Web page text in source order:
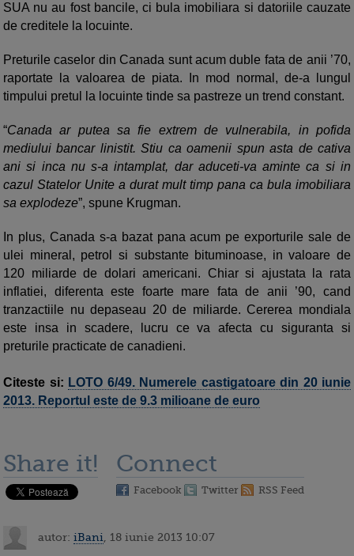
SUA nu au fost bancile, ci bula imobiliara si datoriile cauzate
de creditele la locuinte.
Preturile caselor din Canada sunt acum duble fata de anii ’70,
raportate la valoarea de piata. In mod normal, de-a lungul
timpului pretul la locuinte tinde sa pastreze un trend constant.
“Canada ar putea sa fie extrem de vulnerabila, in pofida
mediului bancar linistit. Stiu ca oamenii spun asta de cativa
ani si inca nu s-a intamplat, dar aduceti-va aminte ca si in
cazul Statelor Unite a durat mult timp pana ca bula imobiliara
sa explodeze”, spune Krugman.
In plus, Canada s-a bazat pana acum pe exporturile sale de
ulei mineral, petrol si substante bituminoase, in valoare de
120 miliarde de dolari americani. Chiar si ajustata la rata
inflatiei, diferenta este foarte mare fata de anii ’90, cand
tranzactiile nu depaseau 20 de miliarde. Cererea mondiala
este insa in scadere, lucru ce va afecta cu siguranta si
preturile practicate de canadieni.
Citeste si: LOTO 6/49. Numerele castigatoare din 20 iunie
2013. Reportul este de 9.3 milioane de euro
Share it! Connect
Facebook Twitter RSS Feed
autor: iBani , 18 iunie 2013 10:07